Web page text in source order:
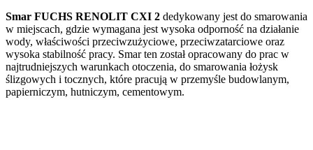
Smar FUCHS RENOLIT CXI 2 dedykowany jest do smarowania
w miejscach, gdzie wymagana jest wysoka odporność na działanie
wody, właściwości przeciwzużyciowe, przeciwzatarciowe oraz
wysoka stabilność pracy. Smar ten został opracowany do prac w
najtrudniejszych warunkach otoczenia, do smarowania łożysk
ślizgowych i tocznych, które pracują w przemyśle budowlanym,
papierniczym, hutniczym, cementowym.